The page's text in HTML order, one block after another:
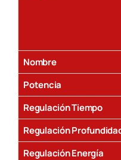
Nombre
Potencia
Regulación Tiempo
Regulación
Regulación Energía